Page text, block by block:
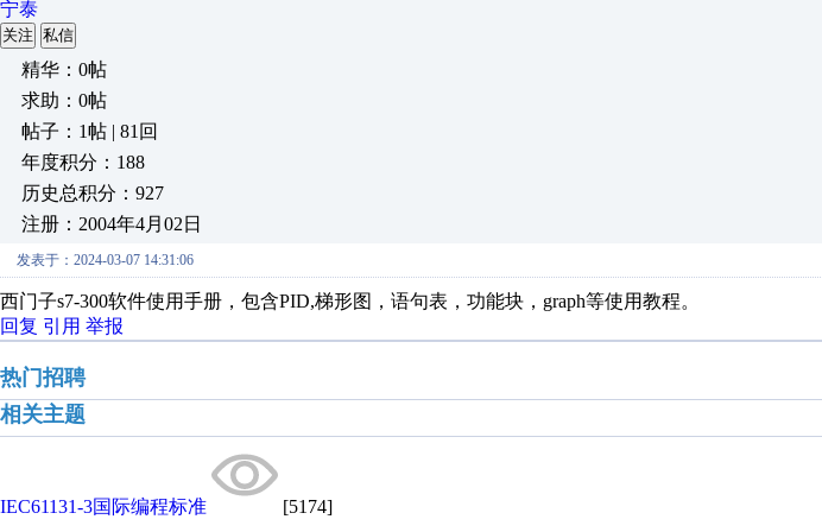
宁泰
关注 私信
精华：0帖
求助：0帖
帖子：1帖 | 81回
年度积分：188
历史总积分：927
注册：2004年4月02日
发表于：2024-03-07 14:31:06
西门子s7-300软件使用手册，包含PID,梯形图，语句表，功能块，graph等使用教程。
回复 引用 举报
热门招聘
相关主题
IEC61131-3国际编程标准 [5174]